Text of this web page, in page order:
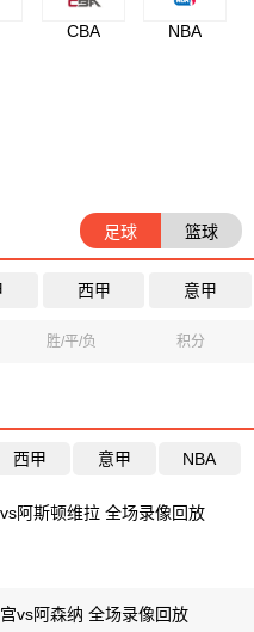
CBA NBA
足球 篮球
西甲 意甲
胜/平/负 积分
西甲 意甲 NBA
阿斯顿维拉 全场录像回放
vs阿森纳 全场录像回放